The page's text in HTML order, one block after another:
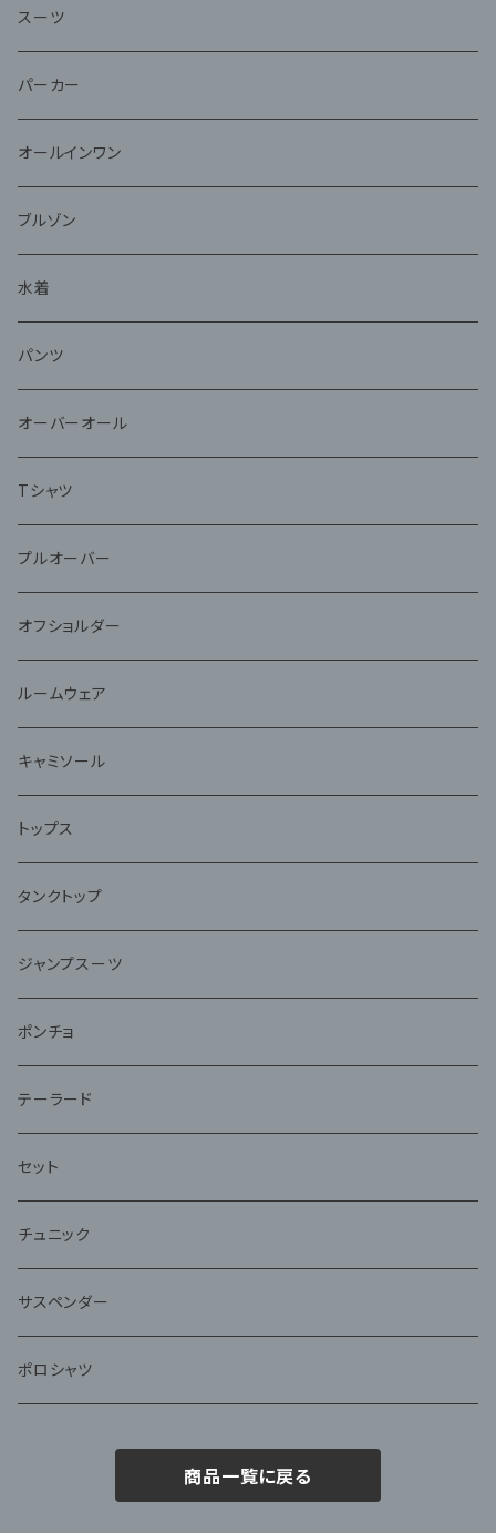
スーツ
パーカー
オールインワン
ブルゾン
水着
パンツ
オーバーオール
Tシャツ
プルオーバー
オフショルダー
ルームウェア
キャミソール
トップス
タンクトップ
ジャンプスーツ
ポンチョ
テーラード
セット
チュニック
サスペンダー
ポロシャツ
商品一覧に戻る